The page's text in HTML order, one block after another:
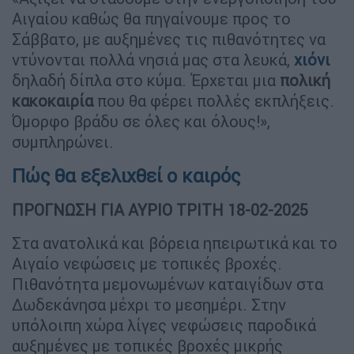
Αιγαίου καθώς θα πηγαίνουμε προς το
Σάββατο, με αυξημένες τις πιθανότητες να
ντύνονται πολλά νησιά μας στα λευκά, χιόνι
δηλαδή δίπλα στο κύμα. Έρχεται μια πολική
κακοκαιρίαπου θα φέρει πολλές εκπλήξεις.
Όμορφο βράδυ σε όλες και όλους!»,
συμπληρώνει.
Πώς θα εξελιχθεί ο καιρός
ΠΡΟΓΝΩΣΗ ΓΙΑ ΑΥΡΙΟ ΤΡΙΤΗ 18-02-2025
Στα ανατολικά και βόρεια ηπειρωτικά και το
Αιγαίο νεφώσεις με τοπικές βροχές.
Πιθανότητα μεμονωμένων καταιγίδων στα
Δωδεκάνησα μέχρι το μεσημέρι. Στην
υπόλοιπη χώρα λίγες νεφώσεις παροδικά
αυξημένες με τοπικές βροχές μικρής